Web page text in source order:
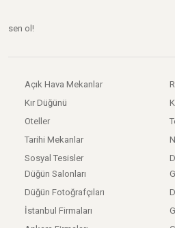
sen ol!
Açık Hava Mekanlar
Kır Düğünü
Oteller
Tarihi Mekanlar
Sosyal Tesisler
Düğün Salonları
Düğün Fotoğrafçıları
İstanbul Firmaları